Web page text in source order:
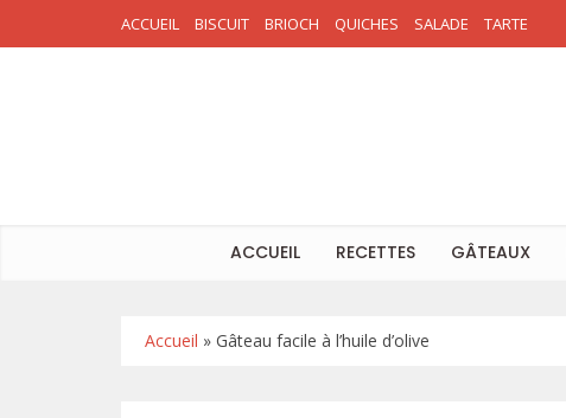
ACCUEIL BISCUIT BRIOCH QUICHES SALADE TARTE
ACCUEIL RECETTES GÂTEAUX
Accueil » Gâteau facile à l’huile d’olive